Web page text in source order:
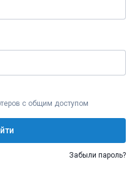
с общим доступом
Забыли пароль?